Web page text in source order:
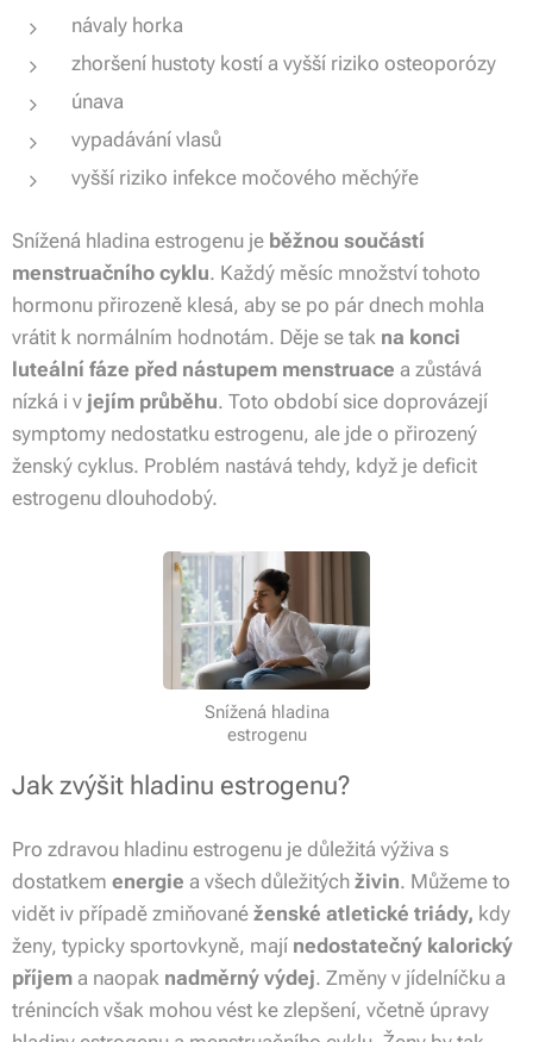
návaly horka
zhoršení hustoty kostí a vyšší riziko osteoporózy
únava
vypadávání vlasů
vyšší riziko infekce močového měchýře
Snížená hladina estrogenu je běžnou součástí
menstruačního cyklu. Každý měsíc množství tohoto
hormonu přirozeně klesá, aby se po pár dnech mohla
vrátit k normálním hodnotám. Děje se tak na konci
luteální fáze před nástupem menstruace a zůstává
nízká i v jejím průběhu. Toto období sice doprovázejí
symptomy nedostatku estrogenu, ale jde o přirozený
ženský cyklus. Problém nastává tehdy, když je deficit
estrogenu dlouhodobý.
Snížená hladina
estrogenu
Jak zvýšit hladinu estrogenu?
Pro zdravou hladinu estrogenu je důležitá výživa s
dostatkem energie a všech důležitých živin. Můžeme to
vidět iv případě zmiňované ženské atletické triády, kdy
ženy, typicky sportovkyně, mají nedostatečný kalorický
příjem a naopak nadměrný výdej. Změny v jídelníčku a
trénincích však mohou vést ke zlepšení, včetně úpravy